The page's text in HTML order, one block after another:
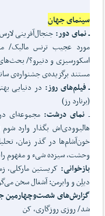
سینمای جهان
ـ نمای دور: جنجال‌آفرینی
مورد عجیب ترنس مالیک/
اسکورسیزی و دنیرو؟/ بحث‌های
مستند برگزیده‌ی جشنواره‌ی
ـ فیلم‌های روز: در دنیایی
(برنارد رز)
ـنمای درشت: مجموعه‌ای
هالیوودی‌اش بگذار وارد
خون‌آشام‌ها در گذر زمان،
وحشت، سیزده شیء و مفهوم
بازخوانی: کریستین مارکلی،
دیلِن و وابرمن: آشغال سخن
گزارش‌های شصت‌وچهارمین
شد/ روزی روزگاری، کن